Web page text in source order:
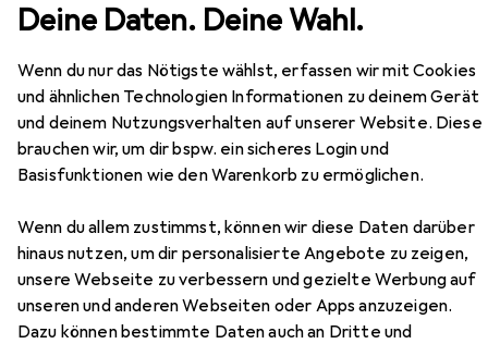
Deine Daten. Deine Wahl.
Wenn du nur das Nötigste wählst, erfassen wir mit Cookies
und ähnlichen Technologien Informationen zu deinem Gerät
und deinem Nutzungsverhalten auf unserer Website. Diese
brauchen wir, um dir bspw. ein sicheres Login und
Basisfunktionen wie den Warenkorb zu ermöglichen.
Wenn du allem zustimmst, können wir diese Daten darüber
hinaus nutzen, um dir personalisierte Angebote zu zeigen,
unsere Webseite zu verbessern und gezielte Werbung auf
unseren und anderen Webseiten oder Apps anzuzeigen.
Dazu können bestimmte Daten auch an Dritte und
rubber pacifier for glass bottles, slow flow 0m + 2 pcs
EUR
13,84 bei 2 Stück
NatursuttenNatural rubber pacifier
for glass bottles, slow flow 0m + 2 pcs
2x, 0 - 6 Monate
Zubehör für Natursutten Natural
rubber pacifier for glass bottles,
slow flow 0m + 2 pcs